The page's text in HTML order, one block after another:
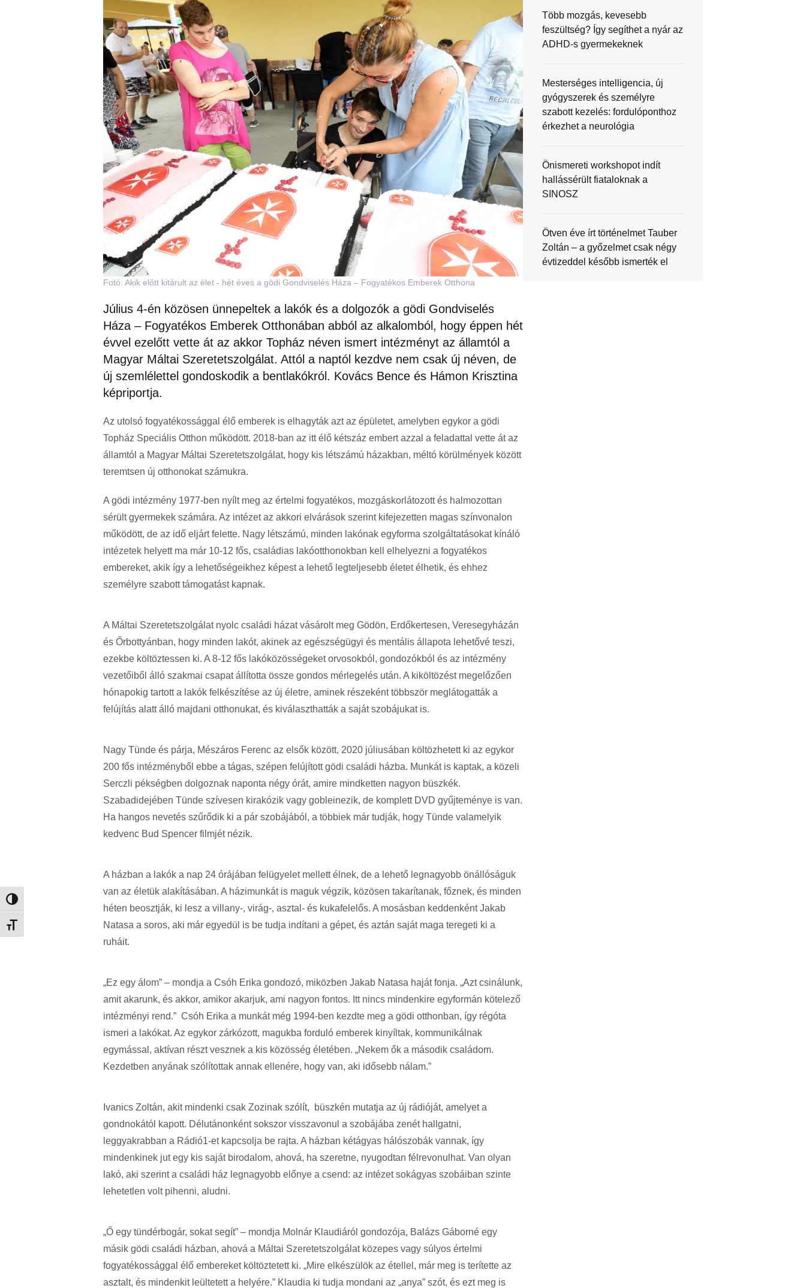
Nagy kontraszt váltása
Betűméret váltása
Fotó: Akik előtt kitárult az élet - hét éves a gödi Gondviselés Háza – Fogyatékos Emberek Otthona
Július 4-én közösen ünnepeltek a lakók és a dolgozók a gödi Gondviselés
Háza – Fogyatékos Emberek Otthonában abból az alkalomból, hogy éppen hét
évvel ezelőtt vette át az akkor Topház néven ismert intézményt az államtól a
Magyar Máltai Szeretetszolgálat. Attól a naptól kezdve nem csak új néven, de
új szemlélettel gondoskodik a bentlakókról. Kovács Bence és Hámon Krisztina
képriportja.
Az utolsó fogyatékossággal élő emberek is elhagyták azt az épületet, amelyben egykor a gödi
Topház Speciális Otthon működött. 2018-ban az itt élő kétszáz embert azzal a feladattal vette át az
államtól a Magyar Máltai Szeretetszolgálat, hogy kis létszámú házakban, méltó körülmények között
teremtsen új otthonokat számukra.
A gödi intézmény 1977-ben nyílt meg az értelmi fogyatékos, mozgáskorlátozott és halmozottan
sérült gyermekek számára. Az intézet az akkori elvárások szerint kifejezetten magas színvonalon
működött, de az idő eljárt felette. Nagy létszámú, minden lakónak egyforma szolgáltatásokat kínáló
intézetek helyett ma már 10-12 fős, családias lakóotthonokban kell elhelyezni a fogyatékos
embereket, akik így a lehetőségeikhez képest a lehető legteljesebb életet élhetik, és ehhez
személyre szabott támogatást kapnak.
A Máltai Szeretetszolgálat nyolc családi házat vásárolt meg Gödön, Erdőkertesen, Veresegyházán
és Őrbottyánban, hogy minden lakót, akinek az egészségügyi és mentális állapota lehetővé teszi,
ezekbe költöztessen ki. A 8-12 fős lakóközösségeket orvosokból, gondozókból és az intézmény
vezetőiből álló szakmai csapat állította össze gondos mérlegelés után. A kiköltözést megelőzően
hónapokig tartott a lakók felkészítése az új életre, aminek részeként többször meglátogatták a
felújítás alatt álló majdani otthonukat, és kiválaszthatták a saját szobájukat is.
Nagy Tünde és párja, Mészáros Ferenc az elsők között, 2020 júliusában költözhetett ki az egykor
200 fős intézményből ebbe a tágas, szépen felújított gödi családi házba. Munkát is kaptak, a közeli
Serczli pékségben dolgoznak naponta négy órát, amire mindketten nagyon büszkék.
Szabadidejében Tünde szívesen kirakózik vagy gobleinezik, de komplett DVD gyűjteménye is van.
Ha hangos nevetés szűrődik ki a pár szobájából, a többiek már tudják, hogy Tünde valamelyik
kedvenc Bud Spencer filmjét nézik.
A házban a lakók a nap 24 órájában felügyelet mellett élnek, de a lehető legnagyobb önállóságuk
van az életük alakításában. A házimunkát is maguk végzik, közösen takarítanak, főznek, és minden
héten beosztják, ki lesz a villany-, virág-, asztal- és kukafelelős. A mosásban keddenként Jakab
Natasa a soros, aki már egyedül is be tudja indítani a gépet, és aztán saját maga teregeti ki a
ruháit.
„Ez egy álom” – mondja a Csóh Erika gondozó, miközben Jakab Natasa haját fonja. „Azt csinálunk,
amit akarunk, és akkor, amikor akarjuk, ami nagyon fontos. Itt nincs mindenkire egyformán kötelező
intézményi rend.” Csóh Erika a munkát még 1994-ben kezdte meg a gödi otthonban, így régóta
ismeri a lakókat. Az egykor zárkózott, magukba forduló emberek kinyíltak, kommunikálnak
egymással, aktívan részt vesznek a kis közösség életében. „Nekem ők a második családom.
Kezdetben anyának szólítottak annak ellenére, hogy van, aki idősebb nálam.”
Ivanics Zoltán, akit mindenki csak Zozinak szólít, büszkén mutatja az új rádióját, amelyet a
gondnokától kapott. Délutánonként sokszor visszavonul a szobájába zenét hallgatni,
leggyakrabban a Rádió1-et kapcsolja be rajta. A házban kétágyas hálószobák vannak, így
mindenkinek jut egy kis saját birodalom, ahová, ha szeretne, nyugodtan félrevonulhat. Van olyan
lakó, aki szerint a családi ház legnagyobb előnye a csend: az intézet sokágyas szobáiban szinte
lehetetlen volt pihenni, aludni.
„Ő egy tündérbogár, sokat segít” – mondja Molnár Klaudiáról gondozója, Balázs Gáborné egy
másik gödi családi házban, ahová a Máltai Szeretetszolgálat közepes vagy súlyos értelmi
fogyatékossággal élő embereket költöztetett ki. „Mire elkészülök az étellel, már meg is terítette az
asztalt, és mindenkit leültetett a helyére.” Klaudia ki tudja mondani az „anya” szót, és ezt meg is
Több mozgás, kevesebb
feszültség? Így segíthet a nyár az
ADHD-s gyermekeknek
Mesterséges intelligencia, új
gyógyszerek és személyre
szabott kezelés: fordulóponthoz
érkezhet a neurológia
Önismereti workshopot indít
hallássérült fiataloknak a
SINOSZ
Ötven éve írt történelmet Tauber
Zoltán – a győzelmet csak négy
évtizeddel később ismerték el